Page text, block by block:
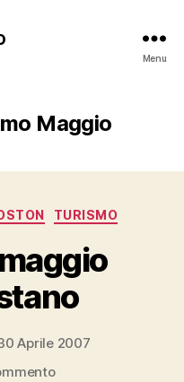
Menu
Maggio
TURISMO
Aprile 2007
su